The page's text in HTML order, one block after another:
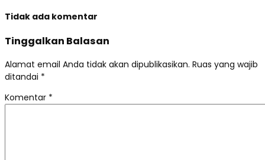
Tidak ada komentar
Tinggalkan Balasan
Alamat email Anda tidak akan dipublikasikan. Ruas yang wajib
ditandai *
Komentar *